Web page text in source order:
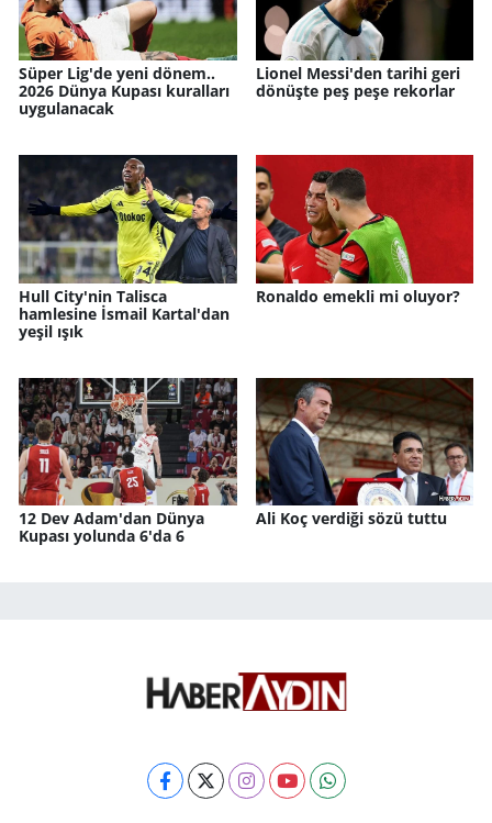
Süper Lig'de yeni dönem..
2026 Dünya Kupası kuralları
uygulanacak
Lionel Messi'den tarihi geri
dönüşte peş peşe rekorlar
Hull City'nin Talisca
hamlesine İsmail Kartal'dan
yeşil ışık
Ronaldo emekli mi oluyor?
12 Dev Adam'dan Dünya
Kupası yolunda 6'da 6
Ali Koç verdiği sözü tuttu